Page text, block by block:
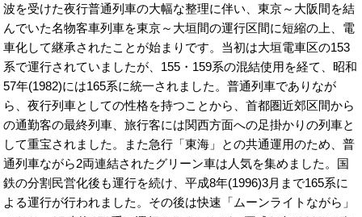
波を受けた夜行普通列車の大幅な整理に伴い、東京～大阪間を結
んでいた名物客車列車を東京～大垣間の運行区間に短縮の上、電
車化して継承されたことが始まりです。当初は大垣電車区の153
系で運行されていましたが、155・159系の混結使用を経て、昭和
57年(1982)には165系に統一されました。普通列車でありなが
ら、夜行列車としての性格を持つことから、首都圏近郊区間から
の通勤客の最終列車、旅行客には関西方面への足掛かりの列車と
して重宝されました。また急行「東海」との共通運用のため、普
通列車ながら2両連結されたグリーン車は人気を集めました。国
鉄の分割民営化後も運行を続け、平成8年(1996)3月まで165系に
よる運行が行われました。その後は快速「ムーンライトながら」